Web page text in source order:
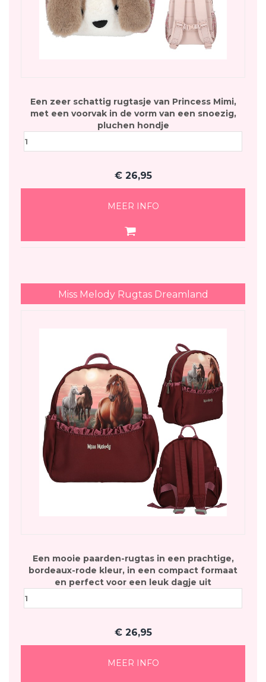
Een zeer schattig rugtasje van Princess Mimi,
met een voorvak in de vorm van een snoezig,
pluchen hondje
€ 26,95
MEER INFO
Miss Melody Rugtas Dreamland
Een mooie paarden-rugtas in een prachtige,
bordeaux-rode kleur, in een compact formaat
en perfect voor een leuk dagje uit
€ 26,95
MEER INFO